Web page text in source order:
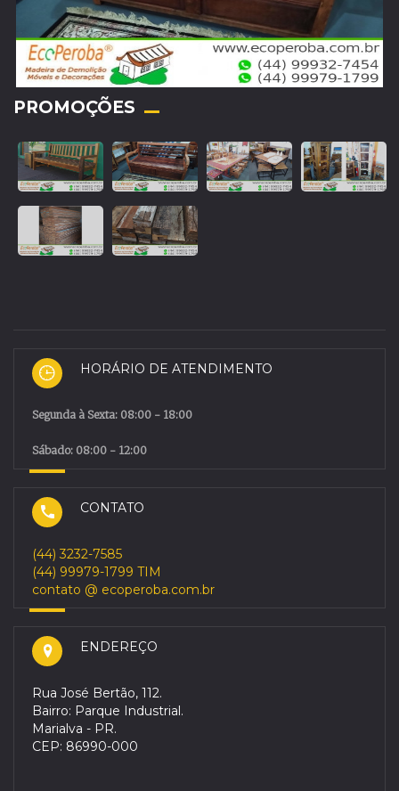
PROMOÇÕES
HORÁRIO DE ATENDIMENTO
Segunda à Sexta: 08:00 - 18:00
Sábado: 08:00 - 12:00
CONTATO
(44) 3232-7585
(44) 99979-1799 TIM
contato @ ecoperoba.com.br
ENDEREÇO
Rua José Bertão, 112.
Bairro: Parque Industrial.
Marialva - PR.
CEP: 86990-000